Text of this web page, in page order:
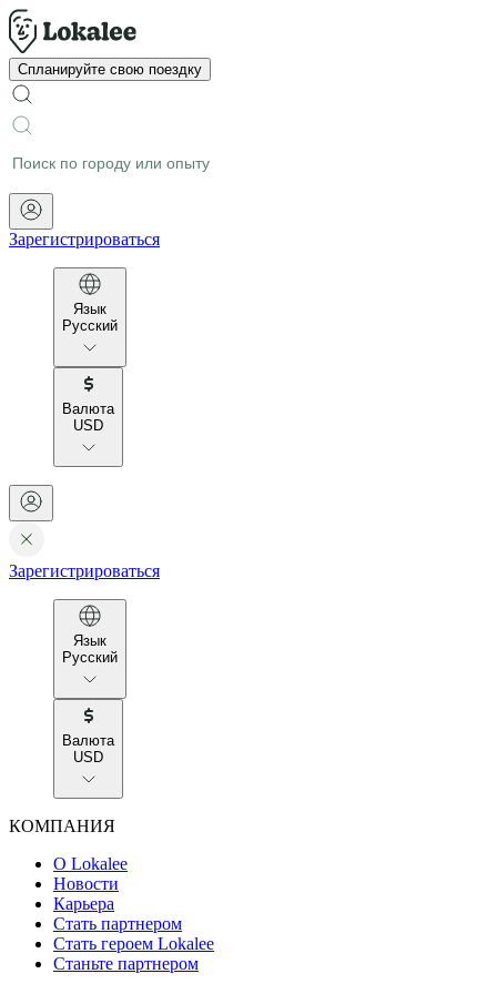
Спланируйте свою поездку
Зарегистрироваться
Язык
Русский
Валюта
USD
Зарегистрироваться
Язык
Русский
Валюта
USD
КОМПАНИЯ
О Lokalee
Новости
Карьера
Стать партнером
Стать героем Lokalee
Станьте партнером